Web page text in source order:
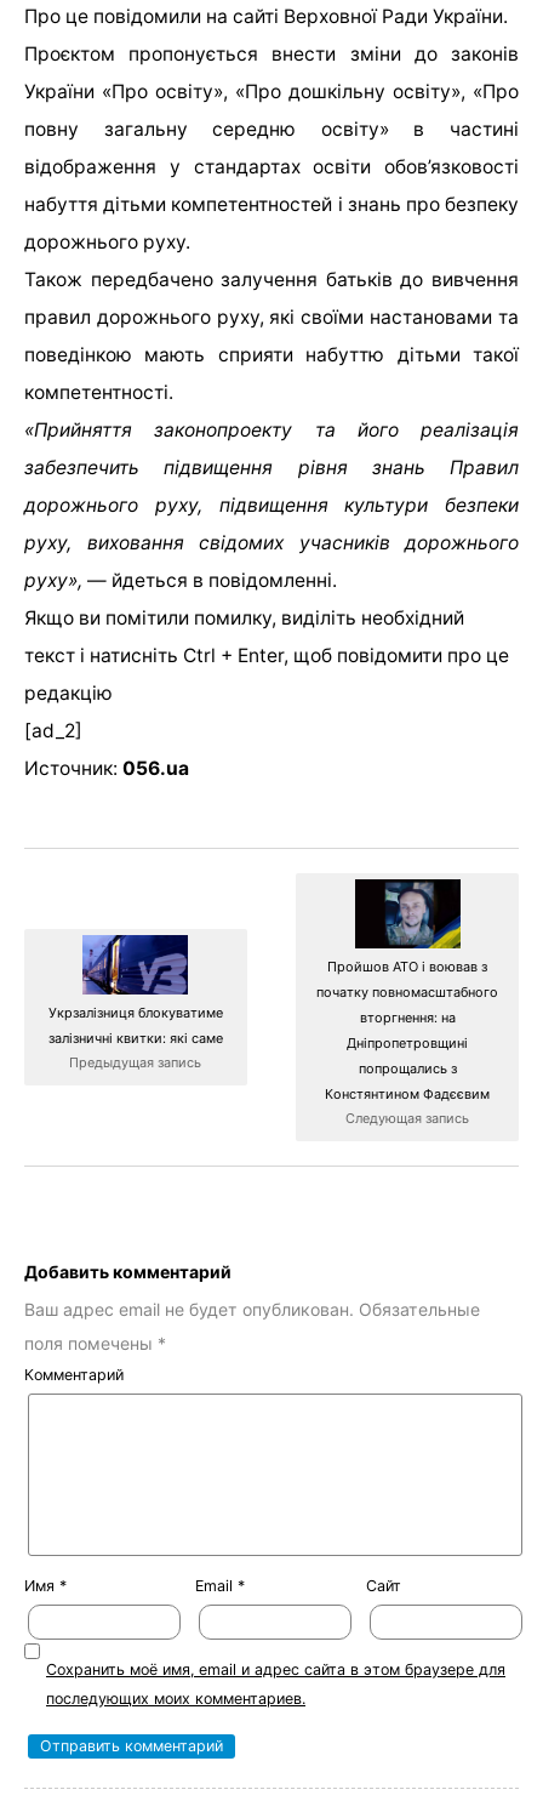
Про це повідомили на сайті Верховної Ради України.
Проєктом пропонується внести зміни до законів
України «Про освіту», «Про дошкільну освіту», «Про
повну загальну середню освіту» в частині
відображення у стандартах освіти обов’язковості
набуття дітьми компетентностей і знань про безпеку
дорожнього руху.
Також передбачено залучення батьків до вивчення
правил дорожнього руху, які своїми настановами та
поведінкою мають сприяти набуттю дітьми такої
компетентності.
«Прийняття законопроекту та його реалізація
забезпечить підвищення рівня знань Правил
дорожнього руху, підвищення культури безпеки
руху, виховання свідомих учасників дорожнього
руху», — йдеться в повідомленні.
Якщо ви помітили помилку, виділіть необхідний
текст і натисніть Ctrl + Enter, щоб повідомити про це
редакцію
[ad_2]
Источник: 056.ua
Укрзалізниця блокуватиме
залізничні квитки: які саме
Предыдущая запись
Пройшов АТО і воював з
початку повномасштабного
вторгнення: на
Дніпропетровщині
попрощались з
Констянтином Фадєєвим
Следующая запись
Добавить комментарий
Ваш адрес email не будет опубликован. Обязательные
поля помечены *
Комментарий
Имя * Email * Сайт
Сохранить моё имя, email и адрес сайта в этом браузере для
последующих моих комментариев.